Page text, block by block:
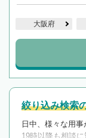
大阪府
絞り込み検索
日中、様々な用
19時以降も相談